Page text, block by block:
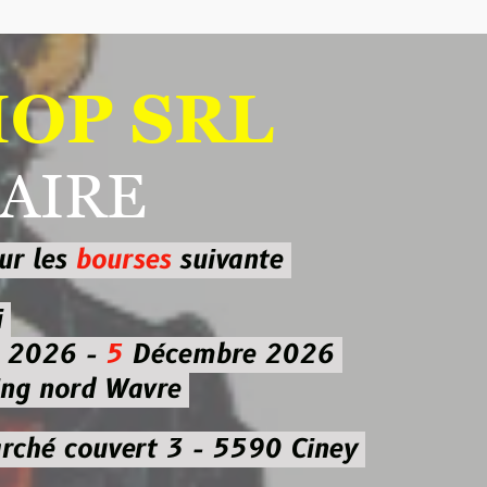
SRL
suivante
5Décembre 2026
Wavre
3 - 5590 Ciney